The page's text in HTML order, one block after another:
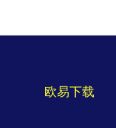
欧易下载